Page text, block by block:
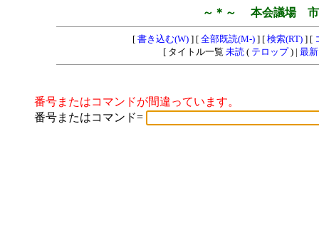
～＊～ 本会議場 市
[ 書き込む(W)] [ 全部既読(M-)] [ 検索(RT)] [
[ タイトル一覧 未読( テロップ) | 最新
番号またはコマンドが間違っています。
番号またはコマンド=